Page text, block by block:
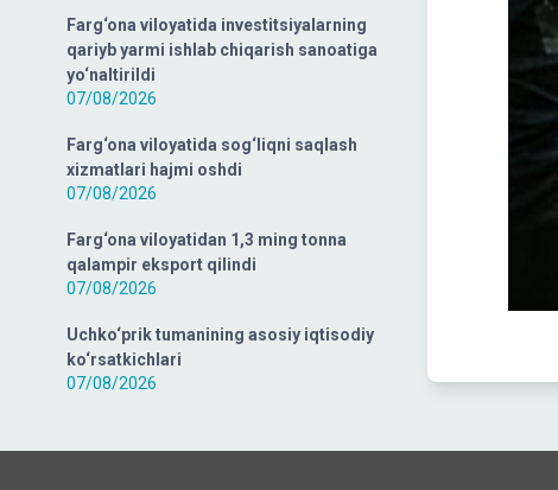
Farg‘ona viloyatida investitsiyalarning
qariyb yarmi ishlab chiqarish sanoatiga
yo‘naltirildi
07/08/2026
Farg‘ona viloyatida sog‘liqni saqlash
xizmatlari hajmi oshdi
07/08/2026
Farg‘ona viloyatidan 1,3 ming tonna
qalampir eksport qilindi
07/08/2026
Uchko‘prik tumanining asosiy iqtisodiy
ko‘rsatkichlari
07/08/2026